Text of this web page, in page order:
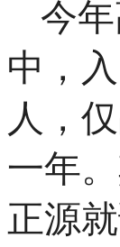
今
中，
人，
一年
正源